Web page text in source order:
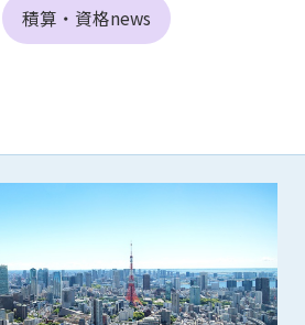
積算・資格news
責任を負うものとします。
びパスワードを、貸与、譲渡、売買、
）
上で以下の行為をしないものとしま
著作権、その他知的所有権を侵害す